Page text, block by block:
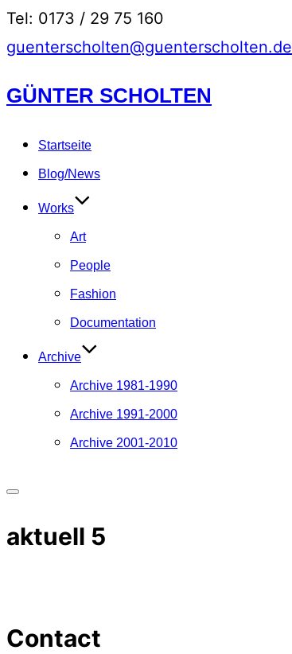
Tel: 0173 / 29 75 160
guenterscholten@guenterscholten.de
Zum
springen
GÜNTER SCHOLTEN
Startseite
Blog/News
Works
Art
People
Fashion
Documentation
Archive
Archive 1981-1990
Archive 1991-2000
Archive 2001-2010
&
aktuell 5
Contact